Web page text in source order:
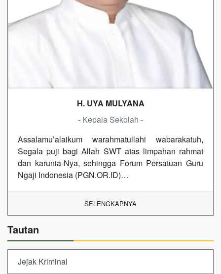
H. UYA MULYANA
- Kepala Sekolah -
Assalamu’alaikum warahmatullahi wabarakatuh,
Segala puji bagi Allah SWT atas limpahan rahmat
dan karunia-Nya, sehingga Forum Persatuan Guru
Ngaji Indonesia (PGN.OR.ID)…
SELENGKAPNYA
Tautan
Jejak Kriminal